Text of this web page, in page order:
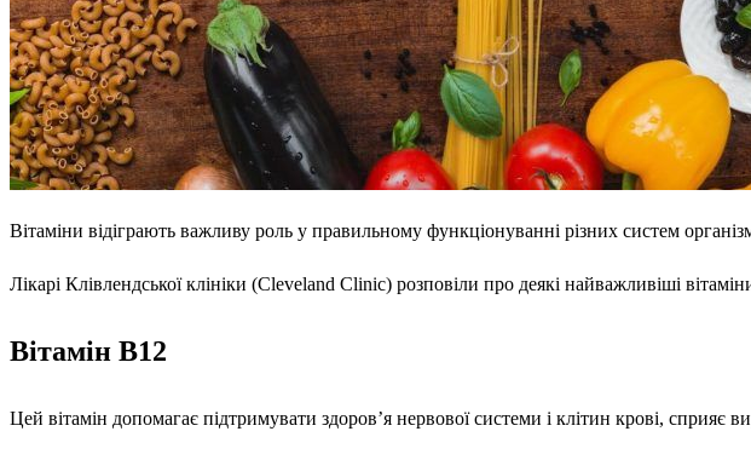
Вітаміни відіграють важливу роль у правильному функціонуванні різних систем
Лікарі Клівлендської клініки (Cleveland Clinic) розповіли про деякі найважливіші
Вітамін B12
Цей вітамін допомагає підтримувати здоров’я нервової системи і клітин крові,